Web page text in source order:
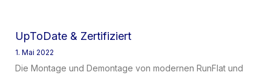
UpToDate & Zertifiziert
1. Mai 2022
Die Montage und Demontage von modernen RunFlat und